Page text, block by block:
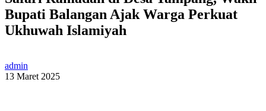
Bupati Balangan Ajak Warga Perkuat
Ukhuwah Islamiyah
admin
13 Maret 2025